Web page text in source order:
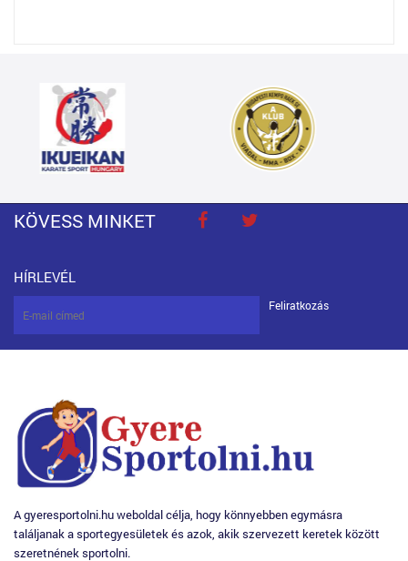
KÖVESS MINKET
HÍRLEVÉL
Feliratkozás
A gyeresportolni.hu weboldal célja, hogy könnyebben egymásra
találjanak a sportegyesületek és azok, akik szervezett keretek között
szeretnének sportolni.